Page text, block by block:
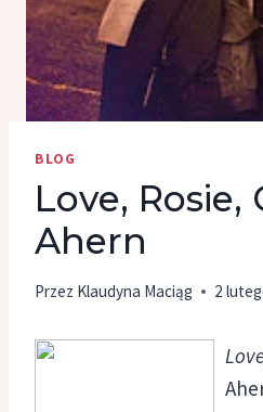
BLOG
Love, Rosie,
Ahern
Przez Klaudyna Maciąg 2